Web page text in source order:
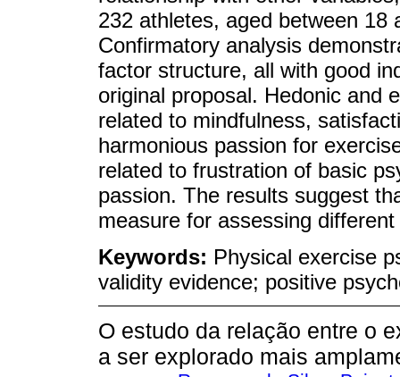
232 athletes, aged between 18
Confirmatory analysis
factor structure, all with good
original proposal. Hedonic and
related to mindfulness,
harmonious passion for
related to frustration of basic
passion. The results suggest
measure for assessing
Keywords: Physical exercise
validity evidence; positive
O estudo da relação entre o
a ser explorado mais